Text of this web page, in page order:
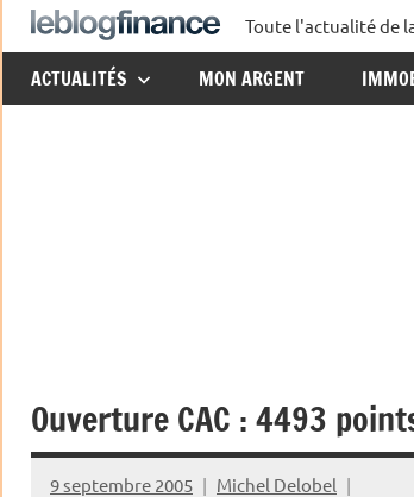
Aller
au
contenu
Le
Blog
Toute l'actualité de
ACTUALITÉS MON ARGENT
Ouverture CAC : 4493
9 septembre 2005 Michel Delobel